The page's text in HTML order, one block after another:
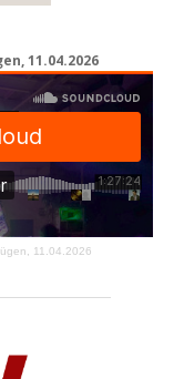
11.04.2026
11.04.2026